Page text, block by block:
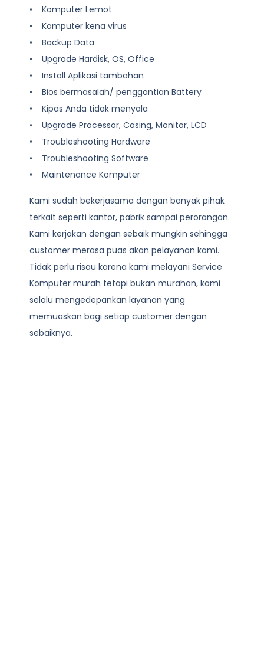
• Komputer Lemot
• Komputer kena virus
• Backup Data
• Upgrade Hardisk, OS, Office
• Install Aplikasi tambahan
• Bios bermasalah/ penggantian Battery
• Kipas Anda tidak menyala
• Upgrade Processor, Casing, Monitor, LCD
• Troubleshooting Hardware
• Troubleshooting Software
• Maintenance Komputer
Kami sudah bekerjasama dengan banyak pihak
terkait seperti kantor, pabrik sampai perorangan.
Kami kerjakan dengan sebaik mungkin sehingga
customer merasa puas akan pelayanan kami.
Tidak perlu risau karena kami melayani Service
Komputer murah tetapi bukan murahan, kami
selalu mengedepankan layanan yang
memuaskan bagi setiap customer dengan
sebaiknya.